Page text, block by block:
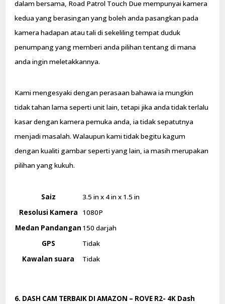
dalam bersama, Road Patrol Touch Due mempunyai kamera
kedua yang berasingan yang boleh anda pasangkan pada
kamera hadapan atau tali di sekeliling tempat duduk
penumpang yang memberi anda pilihan tentang di mana
anda ingin meletakkannya.
Kami mengesyaki dengan perasaan bahawa ia mungkin
tidak tahan lama seperti unit lain, tetapi jika anda tidak terlalu
kasar dengan kamera pemuka anda, ia tidak sepatutnya
menjadi masalah. Walaupun kami tidak begitu kagum
dengan kualiti gambar seperti yang lain, ia masih merupakan
pilihan yang kukuh.
Saiz
3.5 in x 4 in x 1.5 in
Resolusi Kamera
1080P
Medan Pandangan 150 darjah
GPS
Tidak
Kawalan suara
Tidak
6. DASH CAM TERBAIK DI AMAZON – ROVE R2- 4K Dash